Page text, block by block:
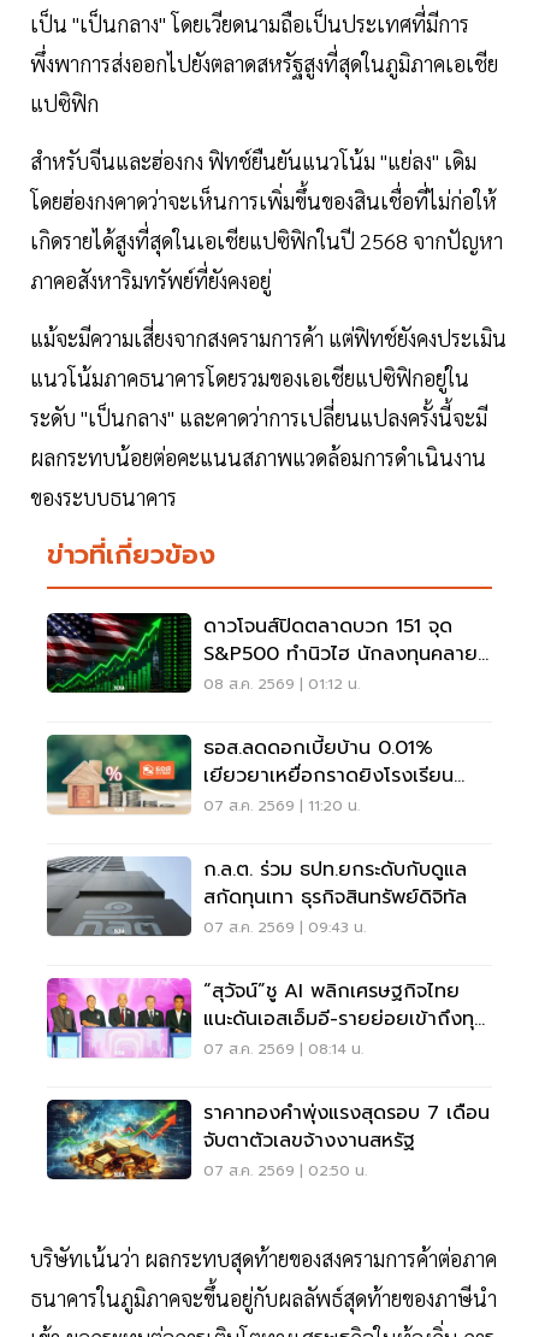
เป็น "เป็นกลาง" โดยเวียดนามถือเป็นประเทศที่มีการ
พึ่งพาการส่งออกไปยังตลาดสหรัฐสูงที่สุดในภูมิภาคเอเชีย
แปซิฟิก
สำหรับจีนและฮ่องกง ฟิทช์ยืนยันแนวโน้ม "แย่ลง" เดิม
โดยฮ่องกงคาดว่าจะเห็นการเพิ่มขึ้นของสินเชื่อที่ไม่ก่อให้
เกิดรายได้สูงที่สุดในเอเชียแปซิฟิกในปี 2568 จากปัญหา
ภาคอสังหาริมทรัพย์ที่ยังคงอยู่
แม้จะมีความเสี่ยงจากสงครามการค้า แต่ฟิทช์ยังคงประเมิน
แนวโน้มภาคธนาคารโดยรวมของเอเชียแปซิฟิกอยู่ใน
ระดับ "เป็นกลาง" และคาดว่าการเปลี่ยนแปลงครั้งนี้จะมี
ผลกระทบน้อยต่อคะแนนสภาพแวดล้อมการดำเนินงาน
ของระบบธนาคาร
ข่าวที่เกี่ยวข้อง
ดาวโจนส์ปิดตลาดบวก 151 จุด
S&P500 ทำนิวไฮ นักลงทุนคลาย
กังวลเฟดขึ้นดอกเบี้ย
08 ส.ค. 2569 | 01:12 น.
ธอส.ลดดอกเบี้ยบ้าน 0.01%
เยียวยาเหยื่อกราดยิงโรงเรียน
จ.นนทบุรี
07 ส.ค. 2569 | 11:20 น.
ก.ล.ต. ร่วม ธปท.ยกระดับกับดูแล
สกัดทุนเทา ธุรกิจสินทรัพย์ดิจิทัล
07 ส.ค. 2569 | 09:43 น.
“สุวัจน์”ชู AI พลิกเศรษฐกิจไทย
แนะดันเอสเอ็มอี-รายย่อยเข้าถึงทุน
ฝ่าวิกฤต
07 ส.ค. 2569 | 08:14 น.
ราคาทองคำพุ่งแรงสุดรอบ 7 เดือน
จับตาตัวเลขจ้างงานสหรัฐ
07 ส.ค. 2569 | 02:50 น.
บริษัทเน้นว่า ผลกระทบสุดท้ายของสงครามการค้าต่อภาค
ธนาคารในภูมิภาคจะขึ้นอยู่กับผลลัพธ์สุดท้ายของภาษีนำ